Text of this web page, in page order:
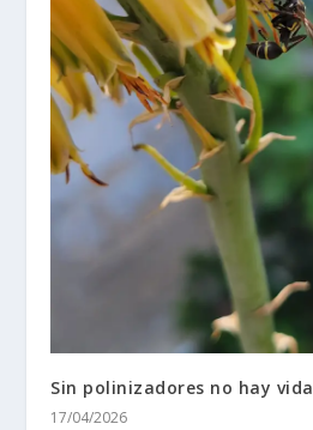
Sin polinizadores no hay vida
17/04/2026